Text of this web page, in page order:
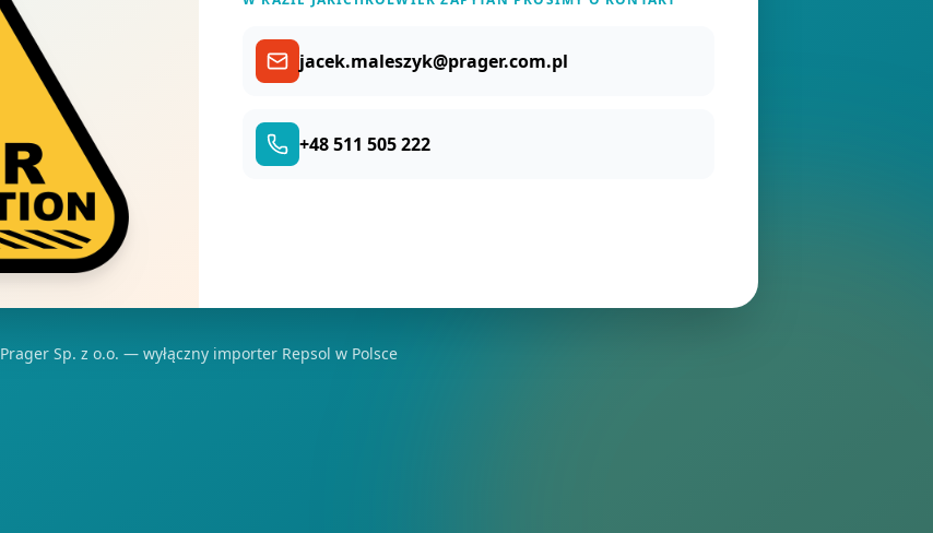
jacek.maleszyk@prager.com.pl
+48 511 505 222
Prager Sp. z o.o. — wyłączny importer Repsol w Polsce